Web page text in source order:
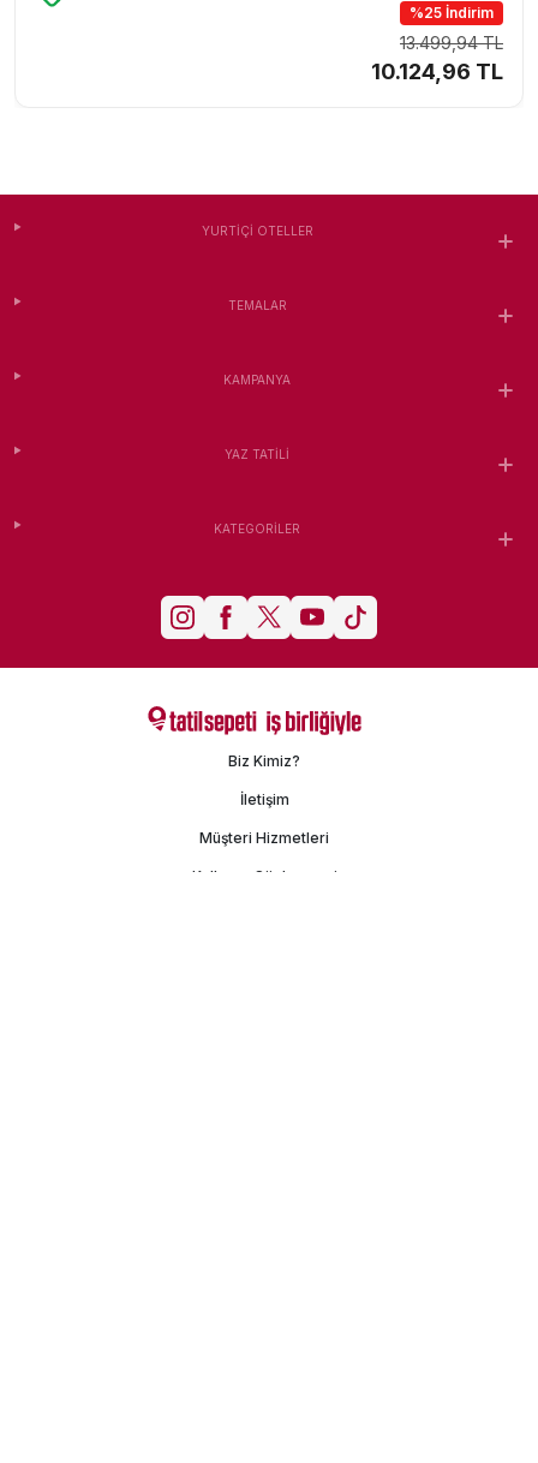
%25 İndirim
13.499,94 TL
10.124,96 TL
YURTIÇI OTELLER
TEMALAR
KAMPANYA
YAZ TATILI
KATEGORILER
Biz Kimiz?
İletişim
Müşteri Hizmetleri
Kullanım Sözleşmesi